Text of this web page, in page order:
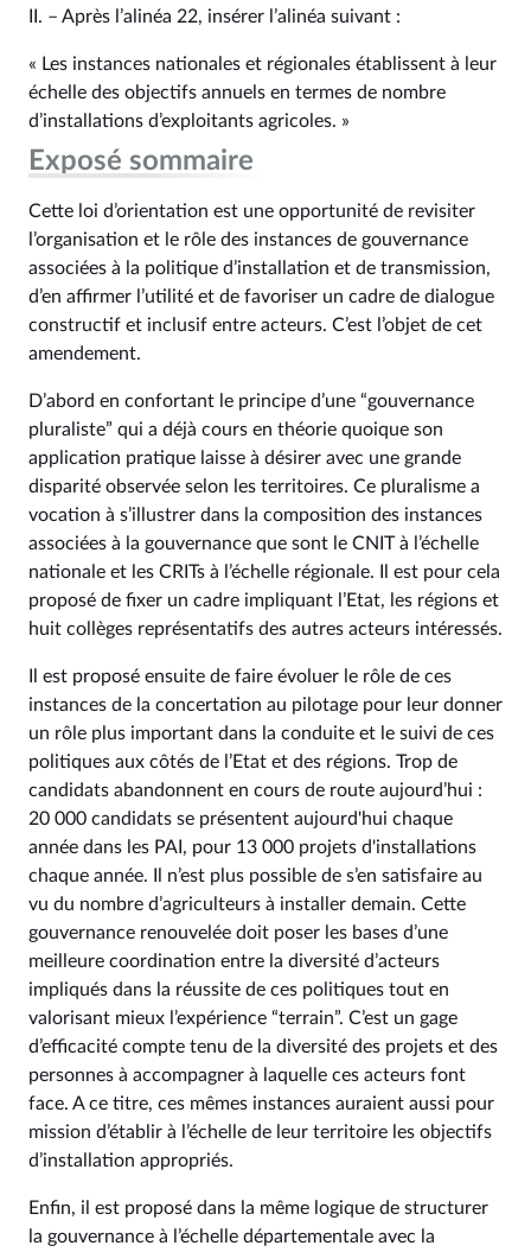
II. – Après l’alinéa 22, insérer l’alinéa suivant :
« Les instances nationales et régionales établissent à leur
échelle des objectifs annuels en termes de nombre
d’installations d’exploitants agricoles. »
Exposé sommaire
Cette loi d’orientation est une opportunité de revisiter
l’organisation et le rôle des instances de gouvernance
associées à la politique d’installation et de transmission,
d’en affirmer l’utilité et de favoriser un cadre de dialogue
constructif et inclusif entre acteurs. C’est l’objet de cet
amendement.
D’abord en confortant le principe d’une “gouvernance
pluraliste” qui a déjà cours en théorie quoique son
application pratique laisse à désirer avec une grande
disparité observée selon les territoires. Ce pluralisme a
vocation à s’illustrer dans la composition des instances
associées à la gouvernance que sont le CNIT à l’échelle
nationale et les CRITs à l’échelle régionale. Il est pour cela
proposé de fixer un cadre impliquant l’Etat, les régions et
huit collèges représentatifs des autres acteurs intéressés.
Il est proposé ensuite de faire évoluer le rôle de ces
instances de la concertation au pilotage pour leur donner
un rôle plus important dans la conduite et le suivi de ces
politiques aux côtés de l’Etat et des régions. Trop de
candidats abandonnent en cours de route aujourd’hui :
20 000 candidats se présentent aujourd'hui chaque
année dans les PAI, pour 13 000 projets d'installations
chaque année. Il n’est plus possible de s’en satisfaire au
vu du nombre d’agriculteurs à installer demain. Cette
gouvernance renouvelée doit poser les bases d’une
meilleure coordination entre la diversité d’acteurs
impliqués dans la réussite de ces politiques tout en
valorisant mieux l’expérience “terrain”. C’est un gage
d’efficacité compte tenu de la diversité des projets et des
personnes à accompagner à laquelle ces acteurs font
face. A ce titre, ces mêmes instances auraient aussi pour
mission d’établir à l’échelle de leur territoire les objectifs
d’installation appropriés.
Enfin, il est proposé dans la même logique de structurer
la gouvernance à l’échelle départementale avec la